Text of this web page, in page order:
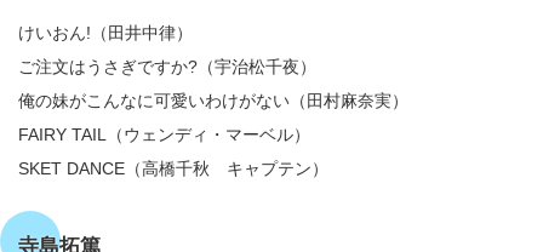
けいおん!（田井中律）
ご注文はうさぎですか?（宇治松千夜）
俺の妹がこんなに可愛いわけがない（田村麻奈実）
FAIRY TAIL（ウェンディ・マーベル）
SKET DANCE（高橋千秋 キャプテン）
寺島拓篤